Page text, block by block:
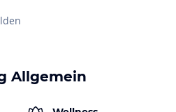
Allgemein